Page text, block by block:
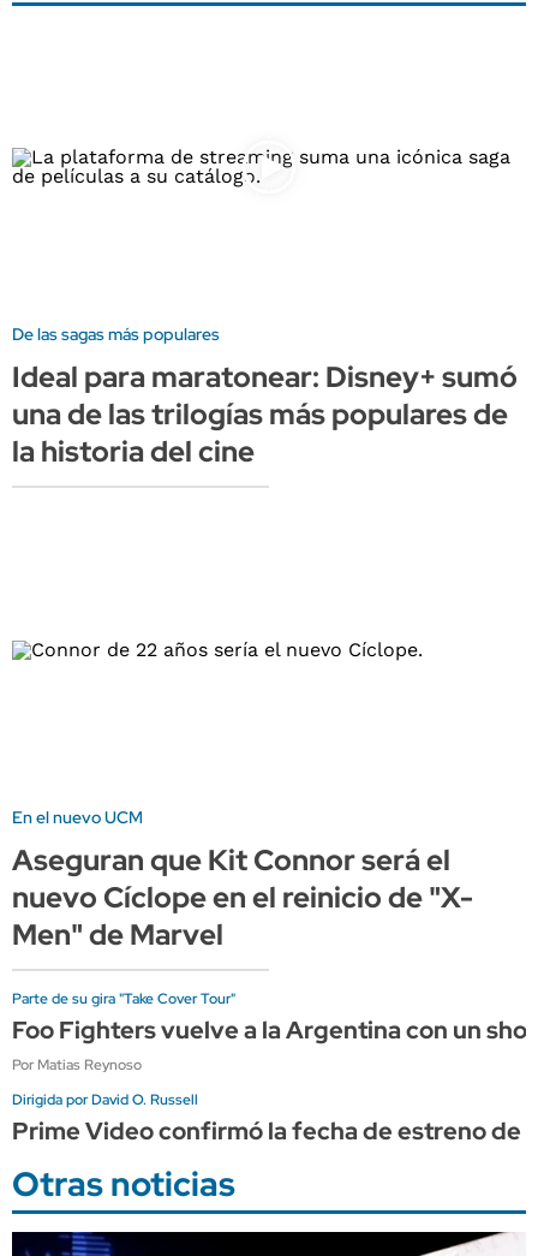
De las sagas más populares
Ideal para maratonear: Disney+ sumó
una de las trilogías más populares de
la historia del cine
En el nuevo UCM
Aseguran que Kit Connor será el
nuevo Cíclope en el reinicio de "X-
Men" de Marvel
Parte de su gira "Take Cover Tour"
Foo Fighters vuelve a la Argentina con un
Por Matias Reynoso
Dirigida por David O. Russell
Prime Video confirmó la fecha de estreno de
Otras noticias